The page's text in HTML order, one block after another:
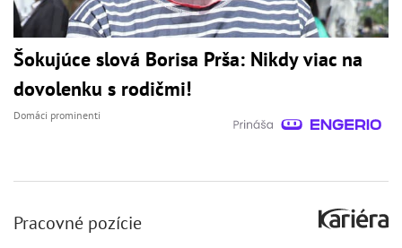
Šokujúce slová Borisa Prša: Nikdy viac na
dovolenku s rodičmi!
Domáci prominenti
Pracovné pozície